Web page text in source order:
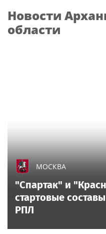
Новости
области
МОСКВА
"Спартак" и
стартовые
РПЛ